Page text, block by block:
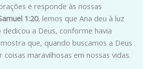
e responde às nossas
1:20, lemos que Ana deu à luz
dedicou a Deus, conforme havia
que, quando buscamos a Deus
coisas maravilhosas em nossas vidas.